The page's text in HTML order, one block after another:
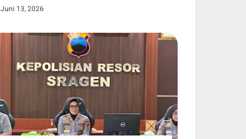
Juni 13, 2026